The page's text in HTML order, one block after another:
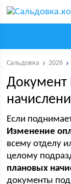
Сальдовка 2026
Документ
Если
Изменение
всему отделу
целому
плановых
документы